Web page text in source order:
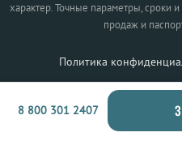
характер. Точные параметры, сроки
продаж и
Политика
8 800 301 2407